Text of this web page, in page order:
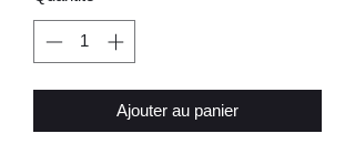
Ajouter au panier